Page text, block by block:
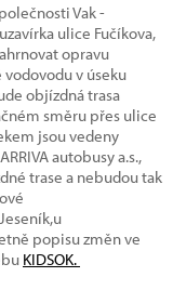
Vak -
ulice Fučíkova,
opravu
v úseku
objízdná trasa
směru přes ulice
jsou vedeny
autobusy a.s.,
trase a nebudou tak
popisu změn ve
KIDSOK.